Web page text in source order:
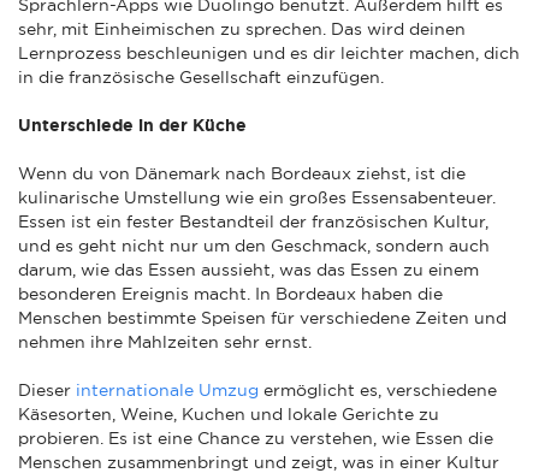
Sprachlern-Apps wie Duolingo benutzt. Außerdem hilft es
sehr, mit Einheimischen zu sprechen. Das wird deinen
Lernprozess beschleunigen und es dir leichter machen, dich
in die französische Gesellschaft einzufügen.
Unterschiede in der Küche
Wenn du von Dänemark nach Bordeaux ziehst, ist die
kulinarische Umstellung wie ein großes Essensabenteuer.
Essen ist ein fester Bestandteil der französischen Kultur,
und es geht nicht nur um den Geschmack, sondern auch
darum, wie das Essen aussieht, was das Essen zu einem
besonderen Ereignis macht. In Bordeaux haben die
Menschen bestimmte Speisen für verschiedene Zeiten und
nehmen ihre Mahlzeiten sehr ernst.
Dieser internationale Umzug ermöglicht es, verschiedene
Käsesorten, Weine, Kuchen und lokale Gerichte zu
probieren. Es ist eine Chance zu verstehen, wie Essen die
Menschen zusammenbringt und zeigt, was in einer Kultur